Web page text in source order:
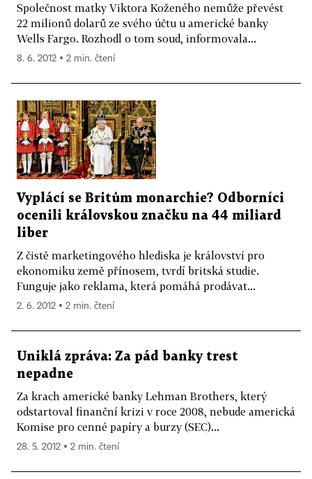
Společnost matky Viktora Koženého nemůže převést
22 milionů dolarů ze svého účtu u americké banky
Wells Fargo. Rozhodl o tom soud, informovala...
8. 6. 2012 ▪ 2 min. čtení
Vyplácí se Britům monarchie? Odborníci
ocenili královskou značku na 44 miliard
liber
Z čistě marketingového hlediska je království pro
ekonomiku země přínosem, tvrdí britská studie.
Funguje jako reklama, která pomáhá prodávat...
2. 6. 2012 ▪ 2 min. čtení
Uniklá zpráva: Za pád banky trest
nepadne
Za krach americké banky Lehman Brothers, který
odstartoval finanční krizi v roce 2008, nebude americká
Komise pro cenné papíry a burzy (SEC)...
28. 5. 2012 ▪ 2 min. čtení